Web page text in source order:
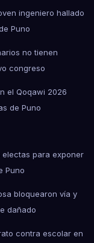
ingeniero hallado
Puno
no tienen
congreso
el Qoqawi 2026
de Puno
para exponer
Puno
bloquearon vía y
dañado
contra escolar en